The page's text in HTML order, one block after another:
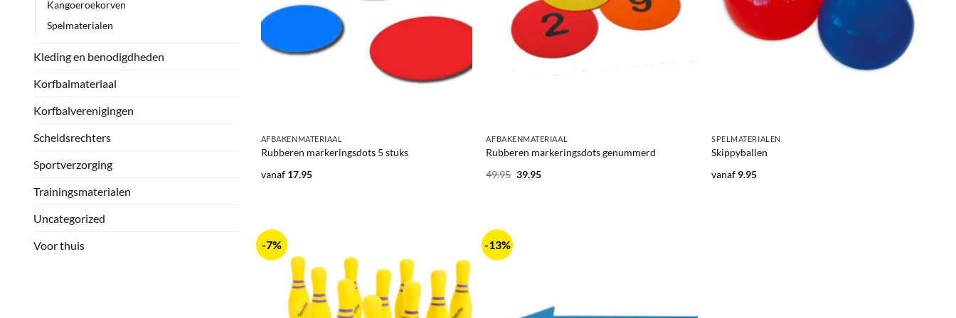
Kangoeroekorven
Spelmaterialen
Kleding en benodigdheden
Korfbalmateriaal
Korfbalverenigingen
Scheidsrechters
Sportverzorging
Trainingsmaterialen
Uncategorized
Voor thuis
AFBAKENMATERIAAL
Rubberen markeringsdots 5 stuks
vanaf 17.95
AFBAKENMATERIAAL
Rubberen markeringsdots genummerd
49.95 Oorspronkelijke
39.95Huidige
SPELMATERIALEN
Skippyballen
vanaf 9.95
-7% -13%